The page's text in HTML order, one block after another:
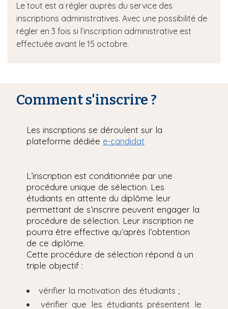
Le tout est a régler auprès du service des
inscriptions administratives. Avec une possibilité de
régler en 3 fois si l’inscription administrative est
effectuée avant le 15 octobre.
Comment s'inscrire ?
Les inscriptions se déroulent sur la
plateforme dédiée e-candidat
L’inscription est conditionnée par une
procédure unique de sélection. Les
étudiants en attente du diplôme leur
permettant de s’inscrire peuvent engager la
procédure de sélection. Leur inscription ne
pourra être effective qu’après l’obtention
de ce diplôme.
Cette procédure de sélection répond à un
triple objectif :
vérifier la motivation des étudiants ;
vérifier que les étudiants présentent le